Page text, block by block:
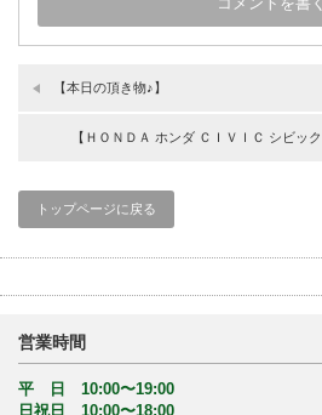
【本日の頂き物♪】
【ＨＯＮＤＡ ホンダ ＣＩＶＩＣ シビッ
トップページに戻る
営業時間
平 日 10:00〜19:00
日祝日 10:00〜18:00